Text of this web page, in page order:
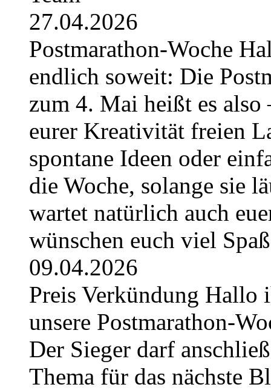
27.04.2026
Postmarathon-Woche
endlich soweit: Die
zum 4. Mai heißt es also
eurer Kreativität freien
spontane Ideen oder
die Woche, solange sie
wartet natürlich auch
wünschen euch viel
09.04.2026
Preis Verkündung Hallo
unsere Postmarathon-
Der Sieger darf
Thema für das nächste